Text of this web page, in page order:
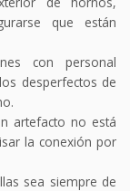
que están
con personal
desperfectos de
artefacto no está
la conexión por
sea siempre de